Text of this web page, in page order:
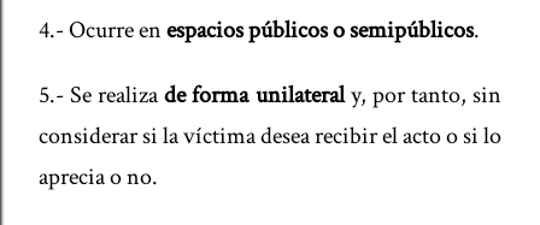
4.- Ocurre enespacios públicos o semipúblicos.
5.- Se realizade forma unilateraly, por tanto, sin
considerar si la víctima desea recibir el acto o si lo
aprecia o no.